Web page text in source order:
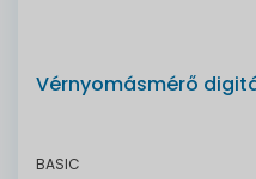
Vérnyomásmérő
BASIC